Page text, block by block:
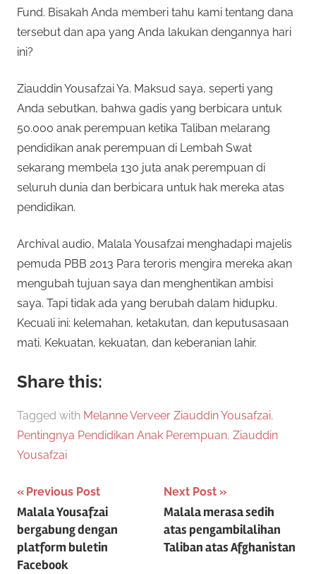
Fund. Bisakah Anda memberi tahu kami tentang dana
tersebut dan apa yang Anda lakukan dengannya hari
ini?
Ziauddin Yousafzai Ya. Maksud saya, seperti yang
Anda sebutkan, bahwa gadis yang berbicara untuk
50.000 anak perempuan ketika Taliban melarang
pendidikan anak perempuan di Lembah Swat
sekarang membela 130 juta anak perempuan di
seluruh dunia dan berbicara untuk hak mereka atas
pendidikan.
Archival audio, Malala Yousafzai menghadapi majelis
pemuda PBB 2013 Para teroris mengira mereka akan
mengubah tujuan saya dan menghentikan ambisi
saya. Tapi tidak ada yang berubah dalam hidupku.
Kecuali ini: kelemahan, ketakutan, dan keputusasaan
mati. Kekuatan, kekuatan, dan keberanian lahir.
Share this:
Tagged with Melanne Verveer Ziauddin Yousafzai,
Pentingnya Pendidikan Anak Perempuan, Ziauddin
Yousafzai
Post
navigation
Previous Post
Malala Yousafzai
bergabung dengan
platform buletin
Facebook
Next Post
Malala merasa sedih
atas pengambilalihan
Taliban atas Afghanistan